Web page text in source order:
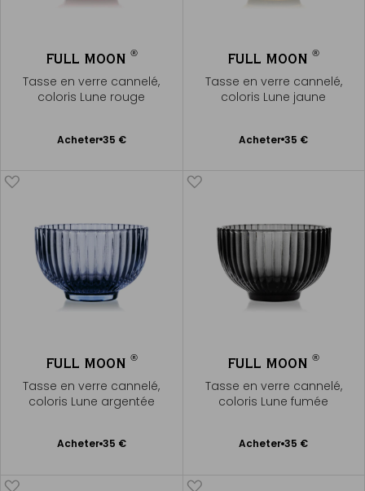
FULL MOON ®
Tasse en verre cannelé,
coloris Lune rouge
Acheter 35 €
Ajouter
FULL MOON®
Tasse en verre cannelé,
coloris Lune jaune
Acheter 35 €
Ajouter
FULL MOON ®
Tasse en verre cannelé,
coloris Lune argentée
Acheter 35 €
Ajouter
FULL MOON®
Tasse en verre cannelé,
coloris Lune fumée
Acheter 35 €
Ajouter